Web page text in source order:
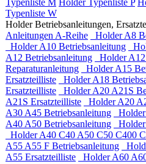
Typenliste M Holder Typenliste P
Typenliste W
Holder Betriebsanleitungen,
Anleitungen A-Reihe
Holder A8
Holder A10 Betriebsanleitung
A12 Betriebsanleitung
Holder
Reparaturanleitung
Holder A15
Ersatzteilliste
Holder A18
Ersatzteilliste
Holder A20 A21S
A21S Ersatzteilliste
Holder A20
A30 A45 Betriebsanleitung
A40 A50 Betriebsanleitung
Holder A40 C40 A50 C50 C400
A55 A55 F Betriebsanleitung
A55 Ersatzteilliste
Holder A60